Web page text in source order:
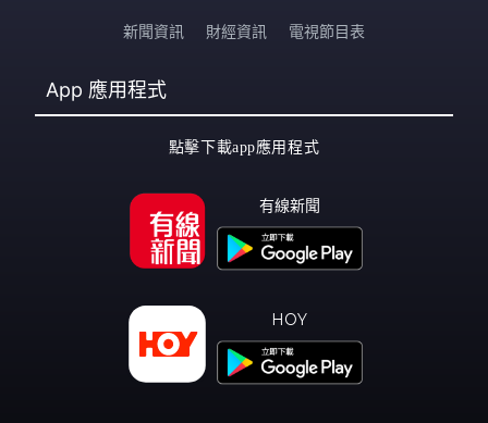
新聞資訊 財經資訊 電視節目表
App 應用程式
點擊下載app應用程式
有線新聞
HOY